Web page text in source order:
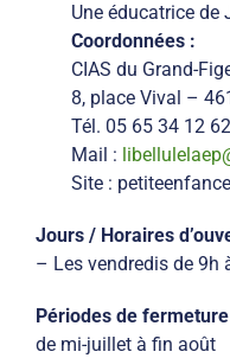
Une éducatrice de
Coordonnées :
CIAS du Grand-
8, place Vival –
Tél. 05 65 34 12 62
Mail :
Site :
Jours / Horaires
– Les vendredis de 9h
Périodes de
de mi-juillet à fin août